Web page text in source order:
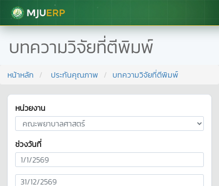
มหาวิทยาลัยแม่โจ้
บทความวิจัยที่ตีพิมพ์
หน้าหลัก ประกันคุณภาพ บทความวิจัยที่ตีพิมพ์
หน่วยงาน
ช่วงวันที่